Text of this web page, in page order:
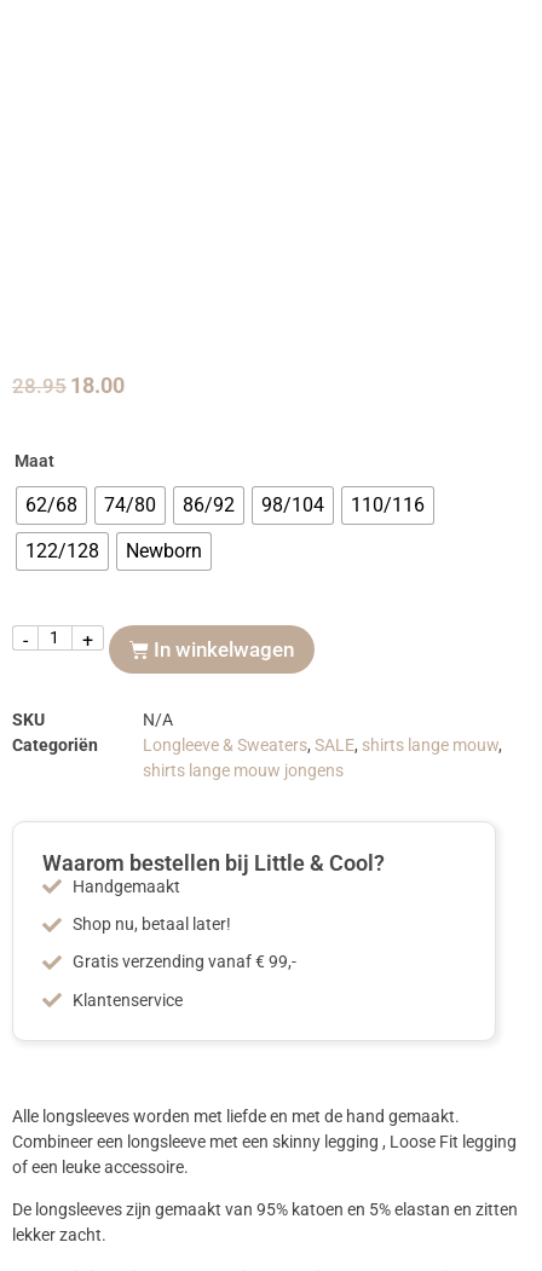
28.95 18.00
Maat
62/68 74/80 86/92 98/104
110/116
122/128
Newborn
- + In winkelwagen
SKU
N/A
Categoriën
Longleeve & Sweaters, SALE, shirts lange mouw,
shirts lange mouw jongens
Waarom bestellen bij Little & Cool?
Handgemaakt
Shop nu, betaal later!
Gratis verzending vanaf € 99,-
Klantenservice
Alle longsleeves worden met liefde en met de hand gemaakt.
Combineer een longsleeve met een skinny legging , Loose Fit legging
of een leuke accessoire.
De longsleeves zijn gemaakt van 95% katoen en 5% elastan en zitten
lekker zacht.